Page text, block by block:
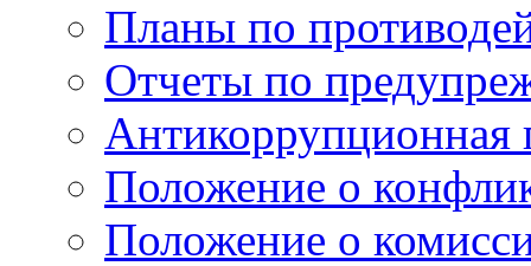
Планы по
Отчеты по
Антикоррупционная
Положение о
Положение о